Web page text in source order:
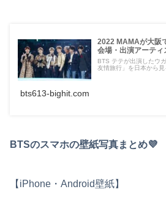
2022 MAMAが大阪
会場・出演アーティ
BTS テテが出演したウ
友情旅行」を日本から見
bts613-bighit.com
BTSのスマホの壁紙写真まとめ💜
【iPhone・Android壁紙】